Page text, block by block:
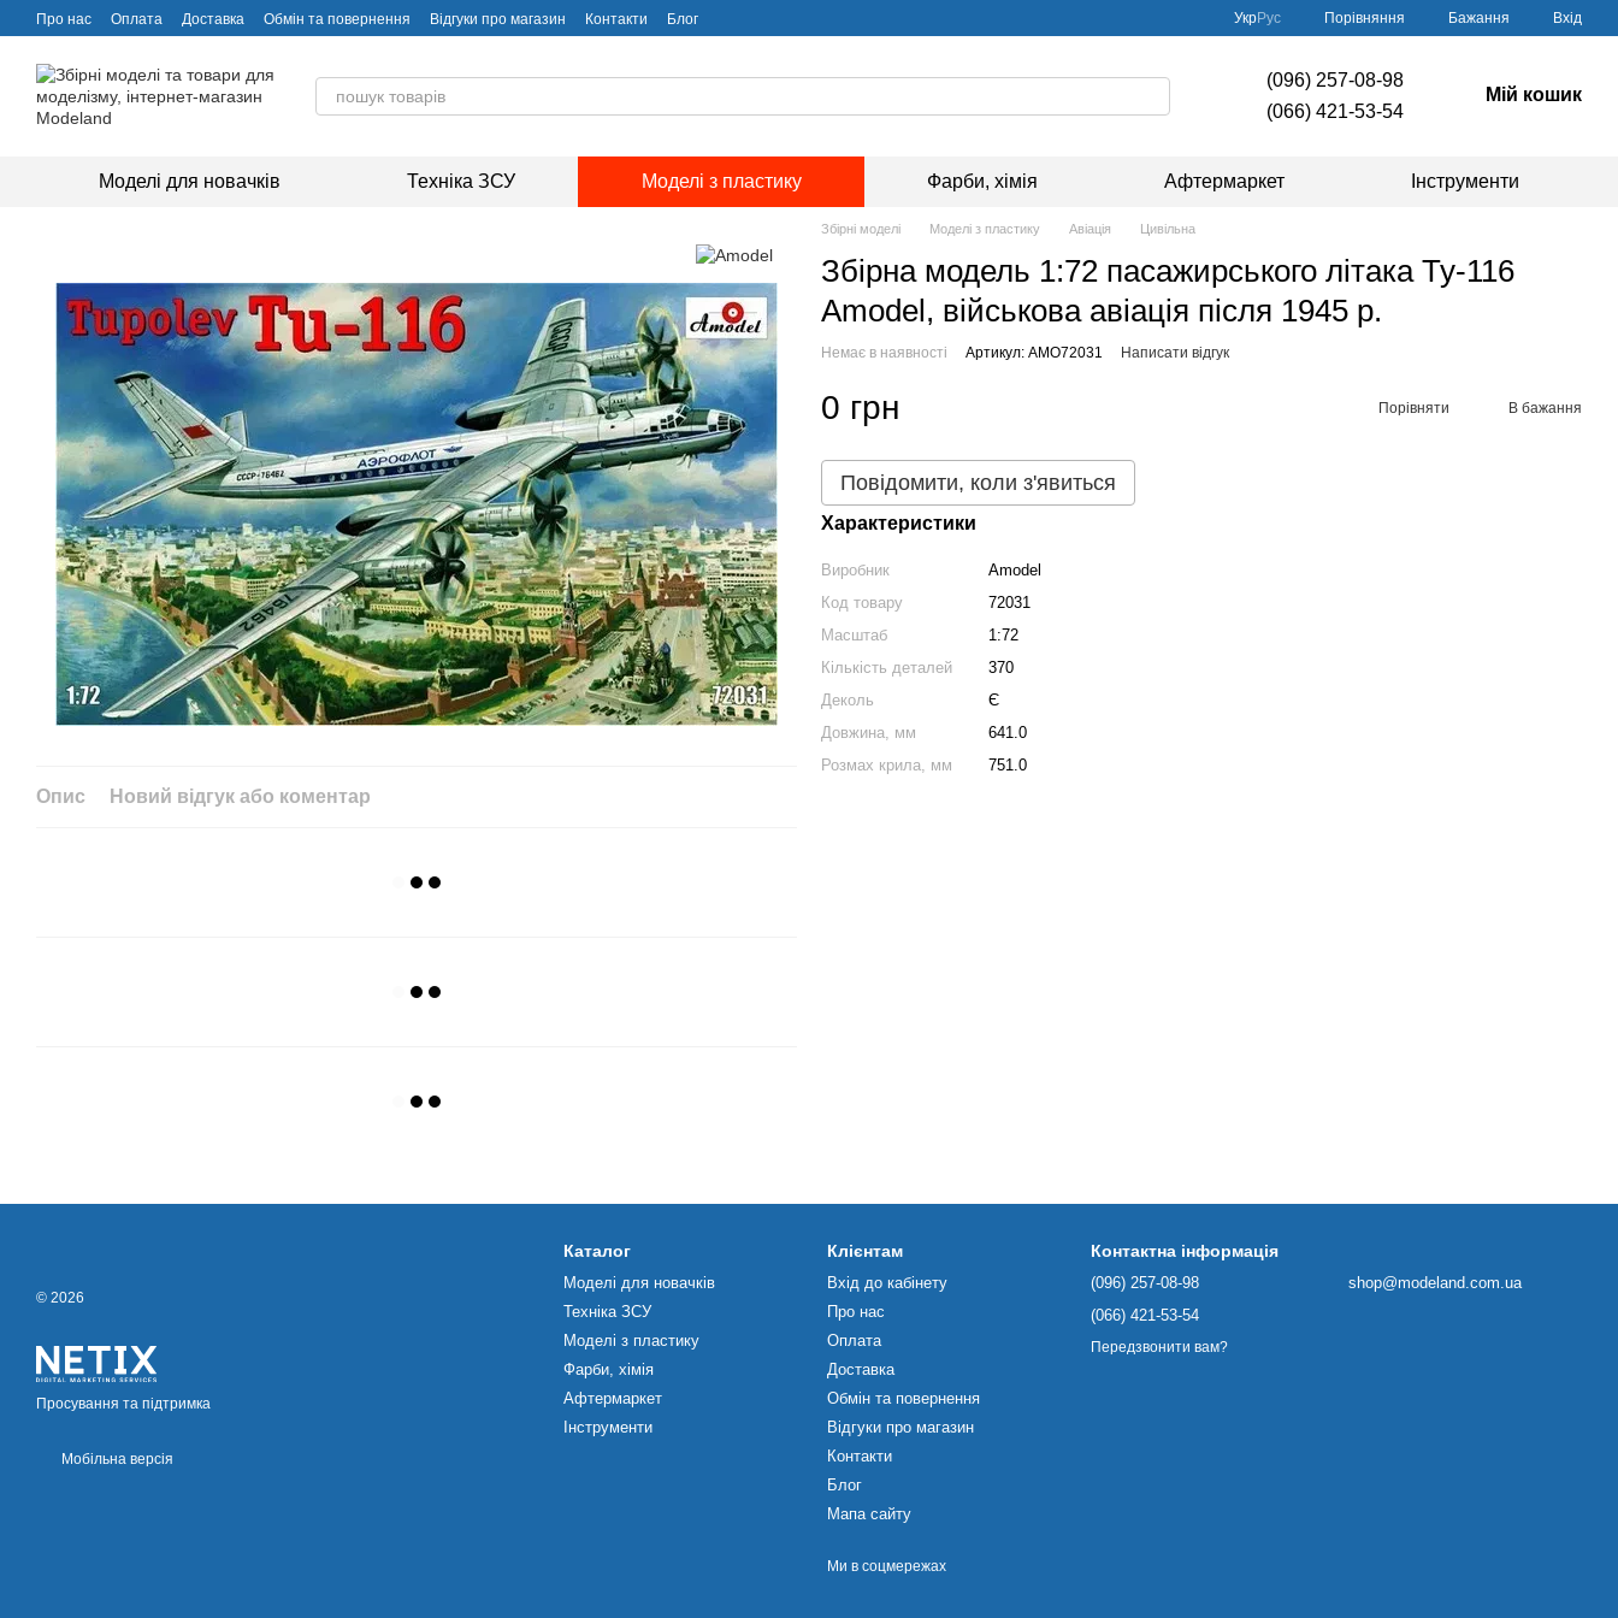
Перейти до основного контенту
Про нас Оплата Доставка Обмін та повернення Відгуки про магазин Контакти Блог УкрРус Порівняння Бажання Вхід
(096) 257-08-98
(066) 421-53-54
Мій кошик
Моделі для новачків Техніка ЗСУ Моделі з пластику Фарби, хімія Афтермаркет Інструменти
Опис Новий відгук або коментар
Збірні моделі Моделі з пластику Авіація Цивільна
Збірна модель 1:72 пасажирського літака Ту-116
Amodel, військова авіація після 1945 р.
Немає в наявності Артикул: AMO72031 Написати відгук
0 грн Порівняти В бажання
Повідомити, коли з'явиться
Характеристики
Виробник
Amodel
Код товару
72031
Масштаб
1:72
Кількість деталей
370
Деколь
Є
Довжина, мм
641.0
Розмах крила, мм
751.0
© 2026
Просування та підтримка
Мобільна версія
Каталог
Моделі для новачків
Техніка ЗСУ
Моделі з пластику
Фарби, хімія
Афтермаркет
Інструменти
Клієнтам
Вхід до кабінету
Про нас
Оплата
Доставка
Обмін та повернення
Відгуки про магазин
Контакти
Блог
Мапа сайту
Ми в соцмережах
Контактна інформація
(096) 257-08-98
(066) 421-53-54
Передзвонити вам?
shop@modeland.com.ua